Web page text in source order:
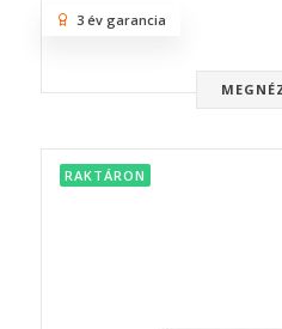
3 év garancia
RAKTÁRON